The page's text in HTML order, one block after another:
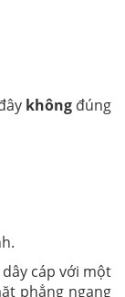
khôngđúng
cáp với một
phẳng ngang